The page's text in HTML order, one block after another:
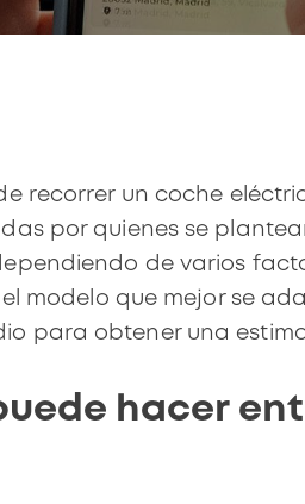
recorrer un coche
por quienes se
de varios
modelo que mejor se
para obtener una
hacer